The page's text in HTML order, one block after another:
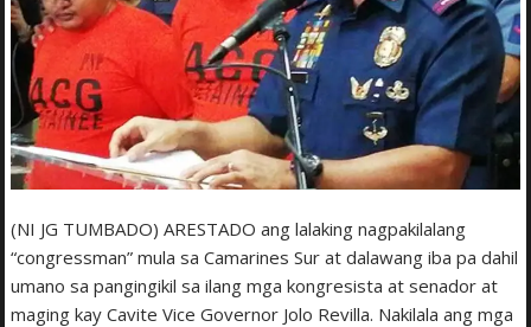
(NI JG TUMBADO) ARESTADO ang lalaking nagpakilalang
“congressman” mula sa Camarines Sur at dalawang iba pa dahil
umano sa pangingikil sa ilang mga kongresista at senador at
maging kay Cavite Vice Governor Jolo Revilla. Nakilala ang mga